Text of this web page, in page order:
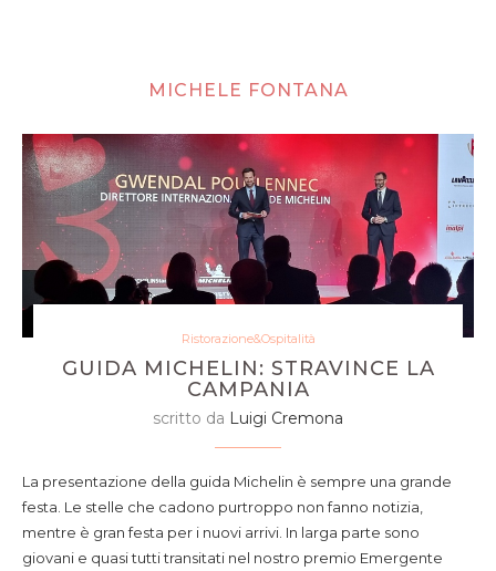
MICHELE FONTANA
Ristorazione&Ospitalità
GUIDA MICHELIN: STRAVINCE LA
CAMPANIA
scritto da Luigi Cremona
La presentazione della guida Michelin è sempre una grande
festa. Le stelle che cadono purtroppo non fanno notizia,
mentre è gran festa per i nuovi arrivi. In larga parte sono
giovani e quasi tutti transitati nel nostro premio Emergente